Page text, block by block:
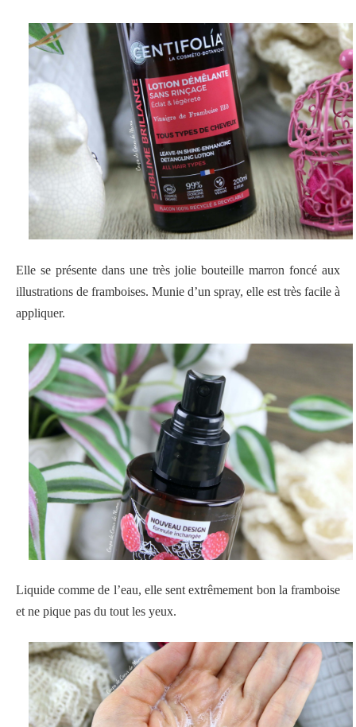
Elle se présente dans une très jolie bouteille marron foncé aux
illustrations de framboises. Munie d’un spray, elle est très facile à
appliquer.
Liquide comme de l’eau, elle sent extrêmement bon la framboise
et ne pique pas du tout les yeux.